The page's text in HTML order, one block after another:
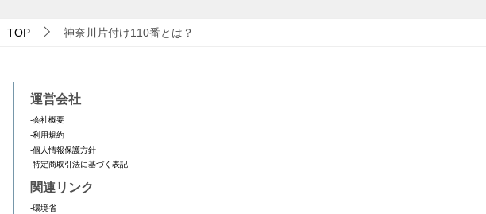
TOP 神奈川片付け110番とは？
運営会社
-会社概要
-利用規約
-個人情報保護方針
-特定商取引法に基づく表記
関連リンク
-環境省